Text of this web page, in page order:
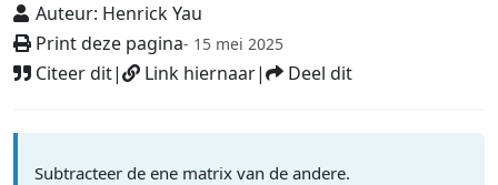
Auteur: Henrick Yau
Print deze pagina- 15 mei 2025
Citeer dit| Link hiernaar| Deel dit
Subtracteer de ene matrix van de andere.